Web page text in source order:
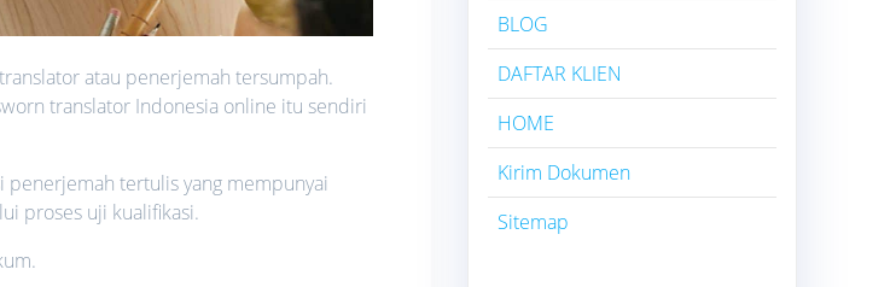
atau penerjemah tersumpah.
translator Indonesia online itu sendiri
tertulis yang mempunyai
proses uji kualifikasi.
BLOG
DAFTAR KLIEN
HOME
Kirim Dokumen
Sitemap